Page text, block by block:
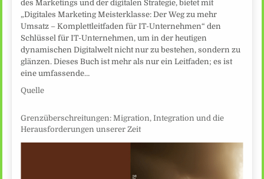
des Marketings und der digitalen Strategie, bietet mit
„Digitales Marketing Meisterklasse: Der Weg zu mehr
Umsatz – Komplettleitfaden für IT-Unternehmen“ den
Schlüssel für IT-Unternehmen, um in der heutigen
dynamischen Digitalwelt nicht nur zu bestehen, sondern zu
glänzen. Dieses Buch ist mehr als nur ein Leitfaden; es ist
eine umfassende…
Quelle
Grenzüberschreitungen: Migration, Integration und die
Herausforderungen unserer Zeit